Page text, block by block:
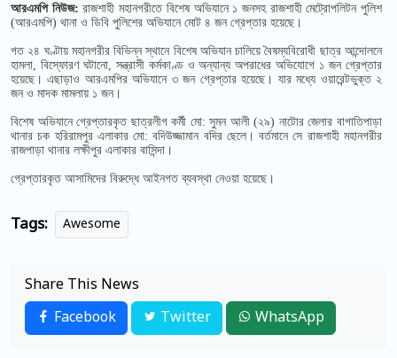
আরএমপি নিউজ:রাজশাহী মহানগরীতে বিশেষ অভিযানে ১ জনসহ রাজশাহী মেট্রোপলিটন পুলিশ
(আরএমপি) থানা ও ডিবি পুলিশের অভিযানে মোট ৪ জন গ্রেপ্তার হয়েছে।
গত ২৪ ঘণ্টায় মহানগরীর বিভিন্ন স্থানে বিশেষ অভিযান চালিয়ে বৈষম্যবিরোধী ছাত্র আন্দোলনে
হামলা, বিস্ফোরণ ঘটানো, সন্ত্রাসী কর্মকাণ্ড ও অন্যান্য অপরাধের অভিযোগে ১ জন গ্রেপ্তার
হয়েছে। এছাড়াও আরএমপির অভিযানে ৩ জন গ্রেপ্তার হয়েছে। যার মধ্যে ওয়ারেন্টভুক্ত ২
জন ও মাদক মামলায় ১ জন।
বিশেষ অভিযানে গ্রেপ্তারকৃত ছাত্রলীগ কর্মী মো: সুমন আলী (২৯) নাটোর জেলার বাগাতিপাড়া
থানার চক হরিরামপুর এলাকার মো: বদিউজ্জামান বদির ছেলে। বর্তমানে সে রাজশাহী মহানগরীর
রাজপাড়া থানার লক্ষীপুর এলাকার বাসিন্দা।
গ্রেপ্তারকৃত আসামিদের বিরুদ্ধে আইনগত ব্যবস্থা নেওয়া হয়েছে।
Tags: Awesome
Share This News
Facebook
Twitter WhatsApp